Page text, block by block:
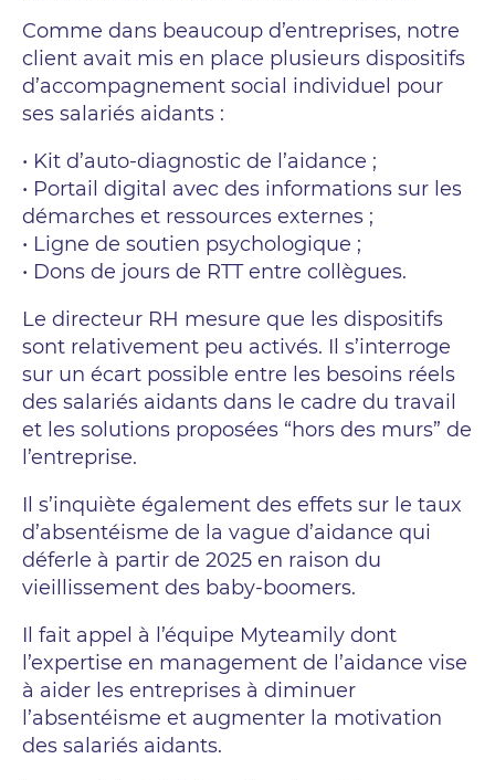
Comme dans beaucoup d’entreprises, notre
client avait mis en place plusieurs dispositifs
d’accompagnement social individuel pour
ses salariés aidants :
• Kit d’auto-diagnostic de l’aidance ;
• Portail digital avec des informations sur les
démarches et ressources externes ;
• Ligne de soutien psychologique ;
• Dons de jours de RTT entre collègues.
Le directeur RH mesure que les dispositifs
sont relativement peu activés. Il s’interroge
sur un écart possible entre les besoins réels
des salariés aidants dans le cadre du travail
et les solutions proposées “hors des murs” de
l’entreprise.
Il s’inquiète également des effets sur le taux
d’absentéisme de la vague d’aidance qui
déferle à partir de 2025 en raison du
vieillissement des baby-boomers.
Il fait appel à l’équipe Myteamily dont
l’expertise en management de l’aidance vise
à aider les entreprises à diminuer
l’absentéisme et augmenter la motivation
des salariés aidants.